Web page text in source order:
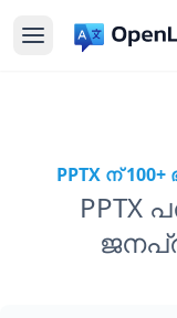
PPTX ന്
PPTX